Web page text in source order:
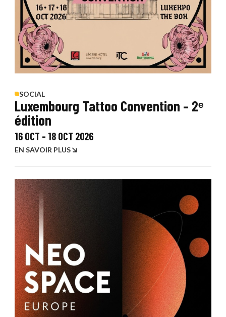
SOCIAL
Luxembourg Tattoo Convention – 2ᵉ
édition
16 OCT - 18 OCT 2026
EN SAVOIR PLUS